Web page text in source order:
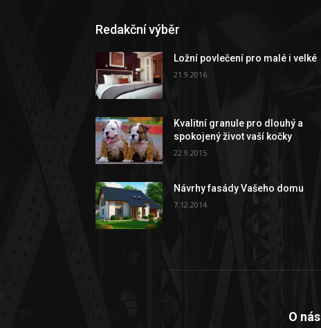
Redakční výběr
Ložní povlečení pro malé i velké
21.9.2016
Kvalitní granule pro dlouhý a
spokojený život vaší kočky
22.9.2015
Návrhy fasády Vašeho domu
7.12.2014
O nás